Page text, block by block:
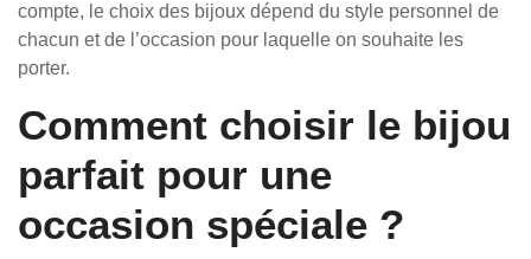
compte, le choix des bijoux dépend du style personnel de
chacun et de l’occasion pour laquelle on souhaite les
porter.
Comment choisir le bijou
parfait pour une
occasion spéciale ?